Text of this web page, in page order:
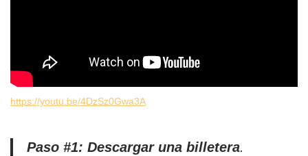
https://youtu.be/4DzSz0Gwa3A
Paso #1: Descargar una billetera.